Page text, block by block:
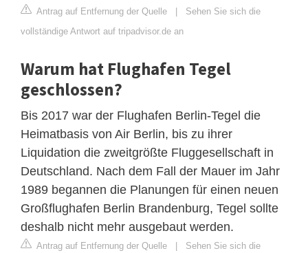
Antrag auf Entfernung der Quelle | Sehen Sie sich die
vollständige Antwort auf tripadvisor.de an
Warum hat Flughafen Tegel
geschlossen?
Bis 2017 war der Flughafen Berlin-Tegel die
Heimatbasis von Air Berlin, bis zu ihrer
Liquidation die zweitgrößte Fluggesellschaft in
Deutschland. Nach dem Fall der Mauer im Jahr
1989 begannen die Planungen für einen neuen
Großflughafen Berlin Brandenburg, Tegel sollte
deshalb nicht mehr ausgebaut werden.
Antrag auf Entfernung der Quelle | Sehen Sie sich die